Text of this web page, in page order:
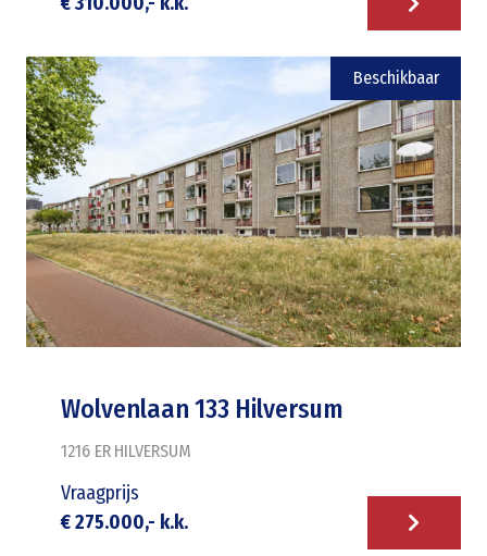
Beschikbaar
Wolvenlaan 133 Hilversum
1216 ER HILVERSUM
Vraagprijs
€ 275.000,- k.k.